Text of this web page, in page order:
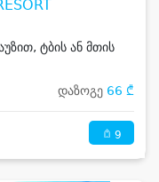
ტბის ან მთის
დაზოგე 66 ₾
9